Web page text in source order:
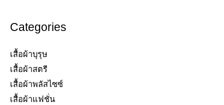
Categories
เสื้อผ้าบุรุษ
เสื้อผ้าสตรี​
เสื้อผ้าพลัสไซซ์​
เสื้อผ้าแฟชั่น​